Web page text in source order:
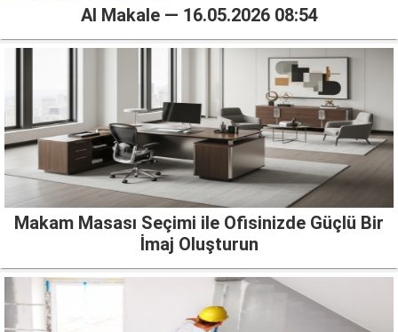
AI Makale — 16.05.2026 08:54
Makam Masası Seçimi ile Ofisinizde Güçlü Bir
İmaj Oluşturun